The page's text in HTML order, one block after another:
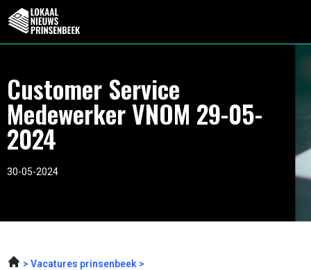
Customer Service
Medewerker VNOM 29-05-
2024
30-05-2024
Vacatures prinsenbeek